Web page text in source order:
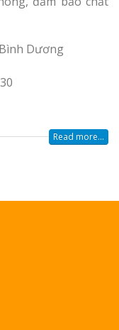
Read more...